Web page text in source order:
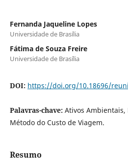
Fernanda Jaqueline Lopes
Universidade de Brasília
Fátima de Souza Freire
Universidade de Brasília
DOI: https://doi.org/10.18696/
Palavras-chave: Ativos Ambientais,
Método do Custo de Viagem.
Resumo